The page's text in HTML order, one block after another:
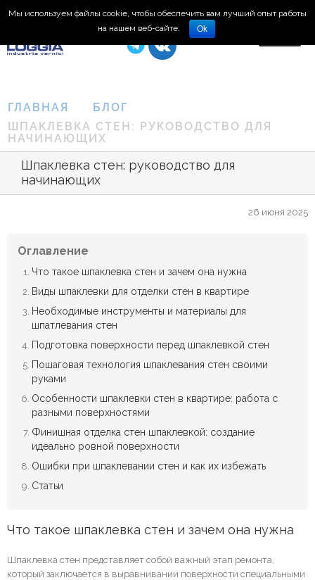
8 (495) 150-66-77
ГЛАВНАЯ
БЛОГ
ШПАКЛЕВКА СТЕН: РУКОВОДСТВО ДЛЯ
НАЧИНАЮЩИХ
Шпаклевка стен: руководство для
начинающих
Что такое шпаклевка стен и зачем она нужна
Шпаклевка стен представляет собой важный этап ремонта,
который заключается в выравнивании поверхности специальными
26 июня 2025
Оглавление
Что такое шпаклевка стен и зачем она нужна
Виды шпаклевки для отделки стен в квартире
Необходимые инструменты и материалы для
шпатлевания стен
Подготовка поверхности перед шпаклевкой стен
Пошаговая технология шпаклевания стен своими
руками
Особенности шпаклевки стен в квартире: работа с
разными поверхностями
Финишная отделка стен шпаклевкой: создание
идеально ровной поверхности
Ошибки при шпаклевании стен и как их избежать
Статьи
Мы используем файлы cookie, чтобы обеспечить вам лучший опыт работы
на нашем веб-сайте.
Ok